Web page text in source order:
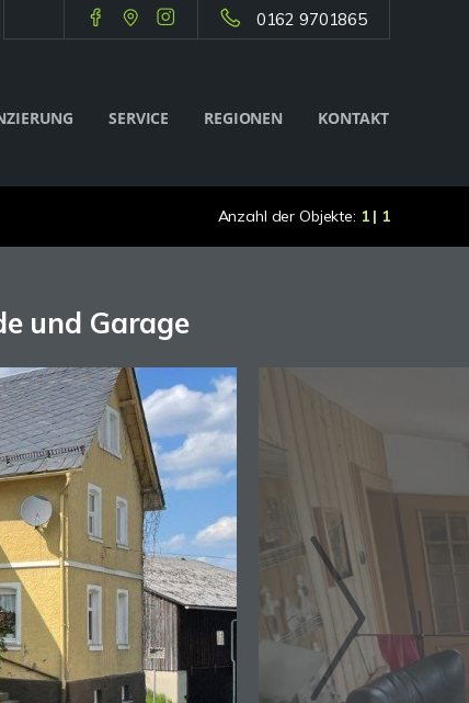
0162 9701865
SERVICE REGIONEN KONTAKT
Anzahl der Objekte: 1 | 1
und Garage